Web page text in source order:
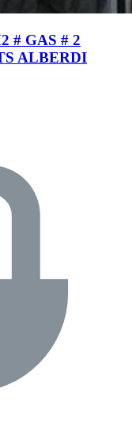
# GAS # 2
ALBERDI